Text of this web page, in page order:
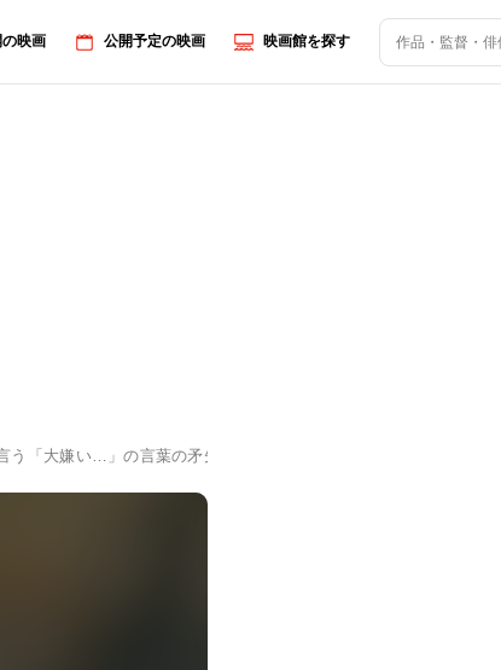
映画 公開予定の映画 映画館を探す
う「大嫌い…」の言葉の矛先は…『アリスとテレスのまぼろし工場